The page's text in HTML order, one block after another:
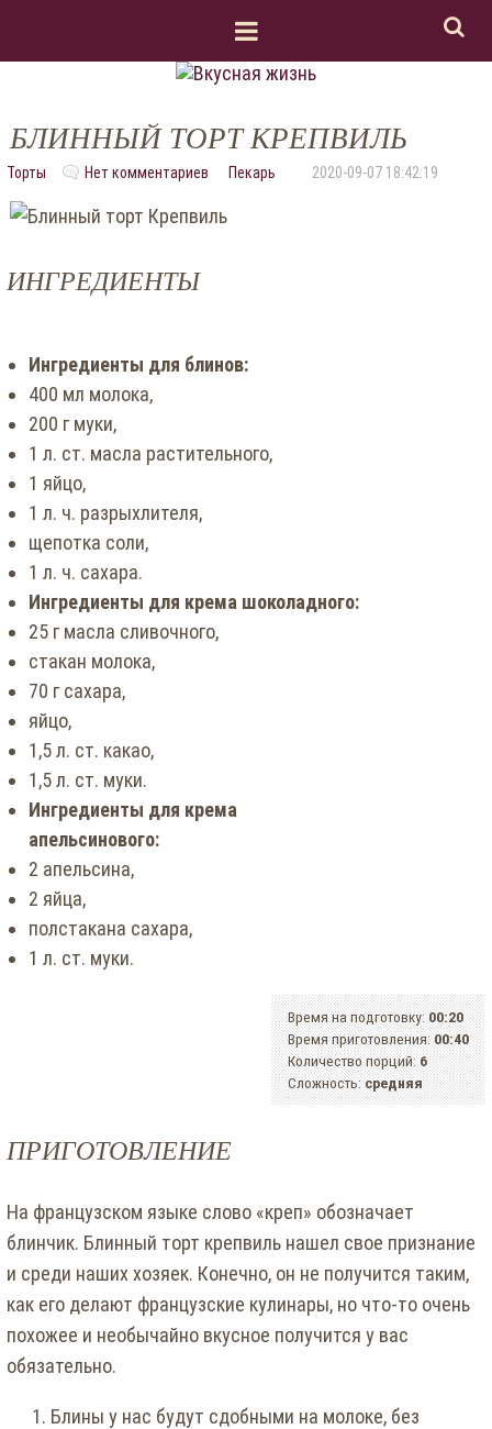
БЛИННЫЙ ТОРТ КРЕПВИЛЬ
Торты Нет комментариев Пекарь 2020-09-07 18:42:19
ИНГРЕДИЕНТЫ
Ингредиенты для блинов:
400 мл молока,
200 г муки,
1 л. ст. масла растительного,
1 яйцо,
1 л. ч. разрыхлителя,
щепотка соли,
1 л. ч. сахара.
Ингредиенты для крема шоколадного:
25 г масла сливочного,
стакан молока,
70 г сахара,
яйцо,
1,5 л. ст. какао,
1,5 л. ст. муки.
Ингредиенты для крема
апельсинового:
2 апельсина,
2 яйца,
полстакана сахара,
1 л. ст. муки.
Время на подготовку:00:20
Время приготовления:00:40
Количество порций:6
Сложность:средняя
ПРИГОТОВЛЕНИЕ
На французском языке слово «креп» обозначает
блинчик. Блинный торт крепвиль нашел свое признание
и среди наших хозяек. Конечно, он не получится таким,
как его делают французские кулинары, но что-то очень
похожее и необычайно вкусное получится у вас
обязательно.
Блины у нас будут сдобными на молоке, без